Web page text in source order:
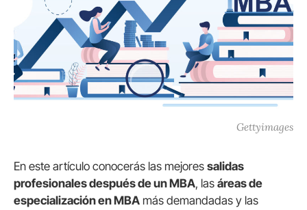
Gettyimages
En este artículo conocerás las mejores salidas
profesionales después de un MBA, las áreas de
especialización en MBA más demandadas y las